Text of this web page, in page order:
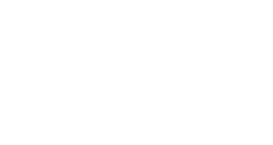
baik bersama perusahaan sehingga tercipta